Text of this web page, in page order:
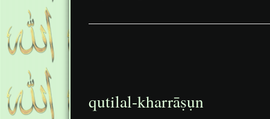
qutilal-kharrāṣụn